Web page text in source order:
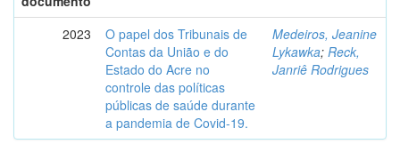
2023
O papel dos Tribunais de
Contas da União e do
Estado do Acre no
controle das políticas
públicas de saúde durante
a pandemia de Covid-19.
Medeiros, Jeanine
Lykawka; Reck,
Janriê Rodrigues